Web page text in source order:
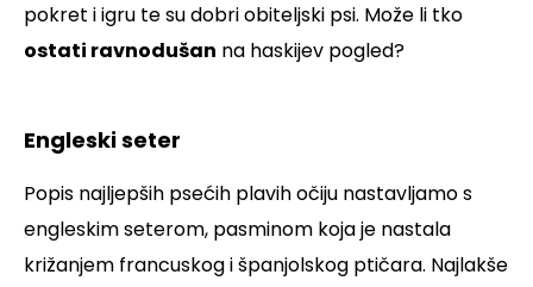
pokret i igru te su dobri obiteljski psi. Može li tko
ostati ravnodušan na haskijev pogled?
Engleski seter
Popis najljepših psećih plavih očiju nastavljamo s
engleskim seterom, pasminom koja je nastala
križanjem francuskog i španjolskog ptičara. Najlakše